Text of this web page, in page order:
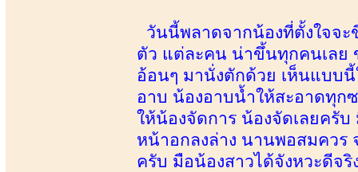
วันนี้พลาดจากน้องที่ตั้งใจจะ
ตัว แต่ละคน น่าขึ้นทุกคนเลย
อ้อนๆ มานั่งตักด้วย เห็นแบบ
อาบ น้องอาบน้ำให้สะอาดทุก
ให้น้องจัดการ น้องจัดเลยครั
หน้าอกลงล่าง นานพอสมควร
ครับ มือน้องสาวได้จังหวะดีจ